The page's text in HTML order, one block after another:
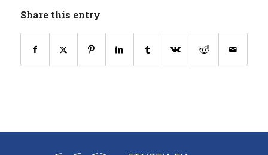
Share this entry